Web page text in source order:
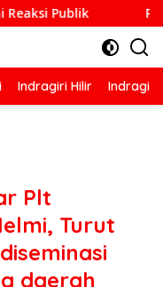
Prestasi
Indragiri Hilir Indragiri
Plt
Turut
daerah